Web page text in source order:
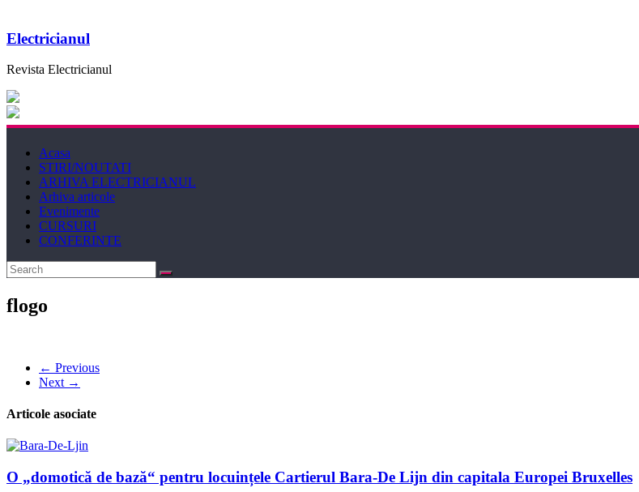
Electricianul
Revista Electricianul
Acasa
STIRI/NOUTATI
ARHIVA ELECTRICIANUL
Arhiva articole
Evenimente
CURSURI
CONFERINTE
flogo
← Previous
Next →
Articole asociate
O „domotică de bază“ pentru locuințele Cartierul Bara-De Lijn din capitala Europei Bruxelles